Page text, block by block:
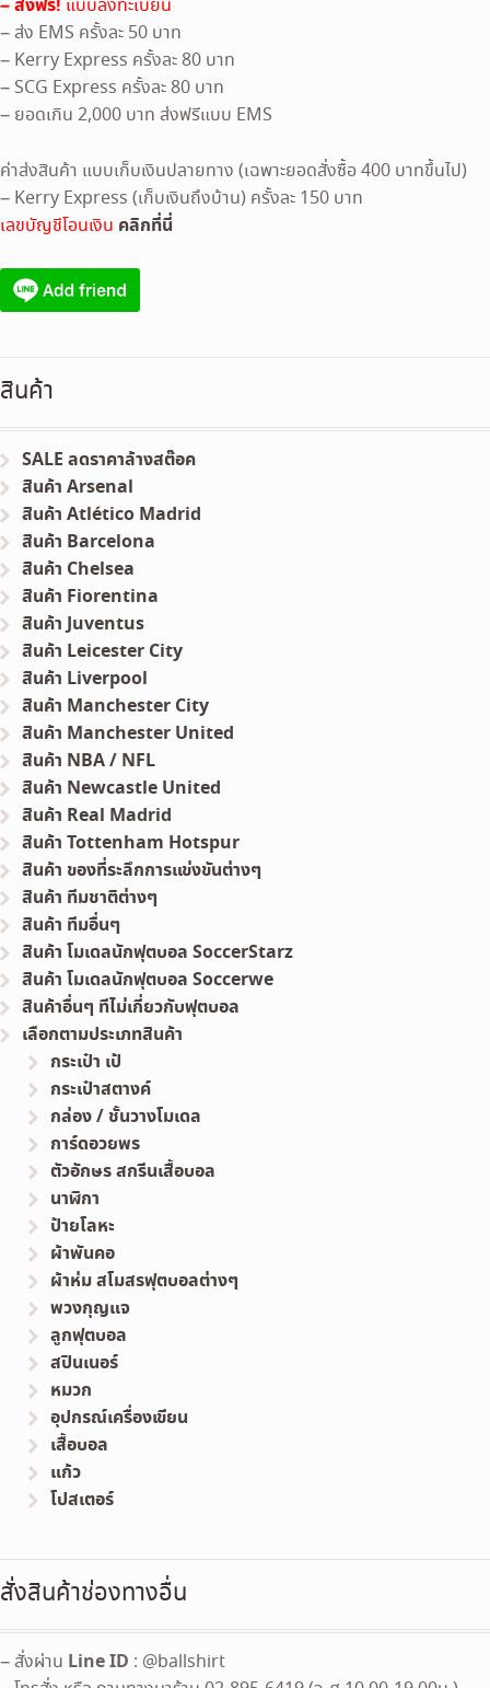
– ส่งฟรี! แบบลงทะเบียน
– ส่ง EMS ครั้งละ 50 บาท
– Kerry Express ครั้งละ 80 บาท
– SCG Express ครั้งละ 80 บาท
– ยอดเกิน 2,000 บาท ส่งฟรีแบบ EMS
ค่าส่งสินค้า แบบเก็บเงินปลายทาง (เฉพาะยอดสั่งซื้อ 400 บาทขึ้นไป)
– Kerry Express (เก็บเงินถึงบ้าน) ครั้งละ 150 บาท
เลขบัญชีโอนเงิน คลิกที่นี่
สินค้า
SALE ลดราคาล้างสต๊อค
สินค้า Arsenal
สินค้า Atlético Madrid
สินค้า Barcelona
สินค้า Chelsea
สินค้า Fiorentina
สินค้า Juventus
สินค้า Leicester City
สินค้า Liverpool
สินค้า Manchester City
สินค้า Manchester United
สินค้า NBA / NFL
สินค้า Newcastle United
สินค้า Real Madrid
สินค้า Tottenham Hotspur
สินค้า ของที่ระลึกการแข่งขันต่างๆ
สินค้า ทีมชาติต่างๆ
สินค้า ทีมอื่นๆ
สินค้า โมเดลนักฟุตบอล SoccerStarz
สินค้า โมเดลนักฟุตบอล Soccerwe
สินค้าอื่นๆ ทีไม่เกี่ยวกับฟุตบอล
เลือกตามประเภทสินค้า
กระเป๋า เป้
กระเป๋าสตางค์
กล่อง / ชั้นวางโมเดล
การ์ดอวยพร
ตัวอักษร สกรีนเสื้อบอล
นาฬิกา
ป้ายโลหะ
ผ้าพันคอ
ผ้าห่ม สโมสรฟุตบอลต่างๆ
พวงกุญแจ
ลูกฟุตบอล
สปินเนอร์
หมวก
อุปกรณ์เครื่องเขียน
เสื้อบอล
แก้ว
โปสเตอร์
สั่งสินค้าช่องทางอื่น
– สั่งผ่าน Line ID : @ballshirt